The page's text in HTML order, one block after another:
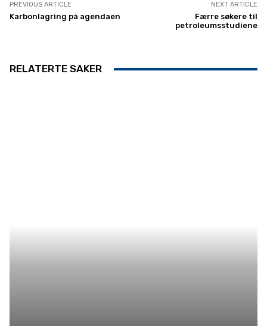
PREVIOUS ARTICLE
Karbonlagring på agendaen
NEXT ARTICLE
Færre søkere til
petroleumsstudiene
RELATERTE SAKER